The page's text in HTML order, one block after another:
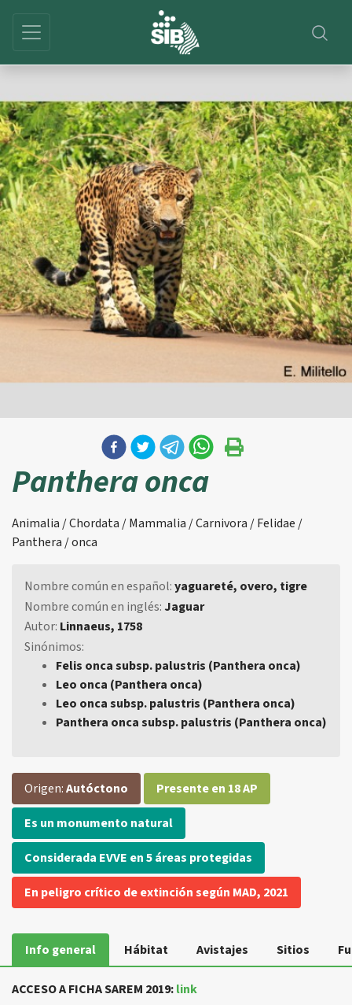
Panthera onca
Animalia / Chordata / Mammalia / Carnivora / Felidae /
Panthera / onca
Nombre común en español:yaguareté, overo, tigre
Nombre común en inglés: Jaguar
Autor: Linnaeus, 1758
Sinónimos:
Felis onca subsp. palustris (Panthera onca)
Leo onca (Panthera onca)
Leo onca subsp. palustris (Panthera onca)
Panthera onca subsp. palustris (Panthera onca)
Origen:Autóctono
Presente en 18 AP
Es un monumento natural
Considerada EVVE en 5 áreas protegidas
En peligro crítico de extinción según MAD, 2021
Info general Hábitat Avistajes Sitios
ACCESO A FICHA SAREM 2019:link